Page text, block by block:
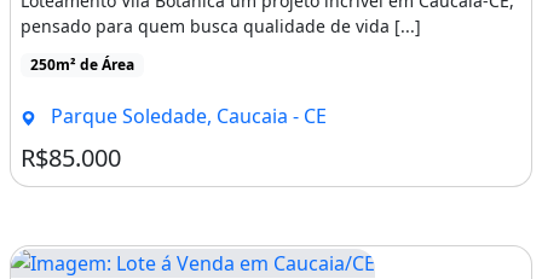
pensado para quem busca qualidade de vida [...]
250m² de Área
Parque Soledade, Caucaia - CE
R$85.000